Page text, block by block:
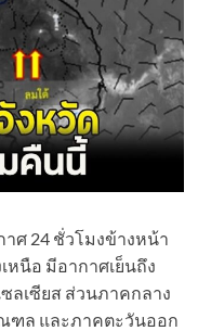
ศ 24 ชั่วโมงข้างหน้า
หนือ มีอากาศเย็นถึง
ลเซียส ส่วนภาคกลาง
ฑล และภาคตะวันออก